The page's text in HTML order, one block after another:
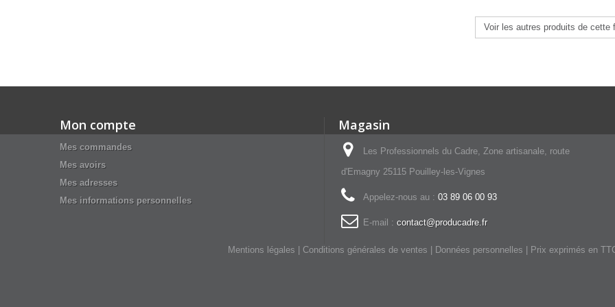
Voir les autres produits de cette
Mon compte
Mes commandes
Mes avoirs
Mes adresses
Mes informations personnelles
Magasin
Les Professionnels du Cadre, Zone artisanale, route
d'Emagny 25115 Pouilley-les-Vignes
Appelez-nous au : 03 89 06 00 93
E-mail : contact@producadre.fr
Mentions légales Conditions générales de ventes Données personnelles | Prix exprimés en